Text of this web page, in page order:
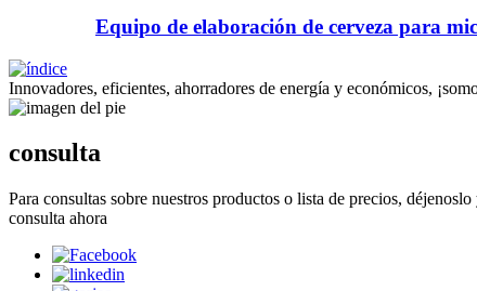
Equipo de elaboración de cerveza para
Innovadores, eficientes, ahorradores de energía y económicos,
consulta
Para consultas sobre nuestros productos o lista de precios,
consulta ahora